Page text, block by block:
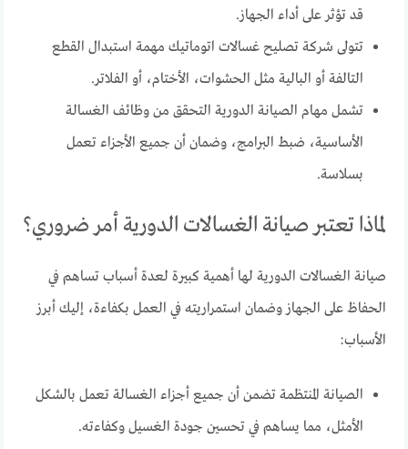
قد تؤثر على أداء الجهاز.
تتولى شركة تصليح غسالات اتوماتيك مهمة استبدال القطع
التالفة أو البالية مثل الحشوات، الأختام، أو الفلاتر.
تشمل مهام الصيانة الدورية التحقق من وظائف الغسالة
الأساسية، ضبط البرامج، وضمان أن جميع الأجزاء تعمل
بسلاسة.
لماذا تعتبر صيانة الغسالات الدورية أمر ضروري؟
صيانة الغسالات الدورية لها أهمية كبيرة لعدة أسباب تساهم في
الحفاظ على الجهاز وضمان استمراريته في العمل بكفاءة، إليك أبرز
الأسباب:
الصيانة المنتظمة تضمن أن جميع أجزاء الغسالة تعمل بالشكل
الأمثل، مما يساهم في تحسين جودة الغسيل وكفاءته.